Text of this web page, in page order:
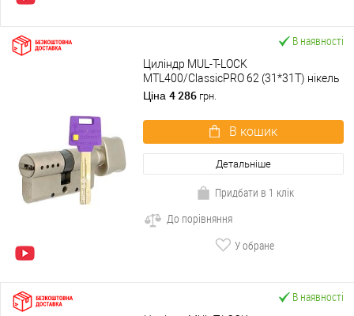
В наявності
Циліндр MUL-T-LOCK
MTL400/ClassicPRO 62 (31*31T) нікель
сатин
Ціна 4 286 грн.
В кошик
Детальніше
Придбати в 1 клік
До порівняння
У обране
В наявності